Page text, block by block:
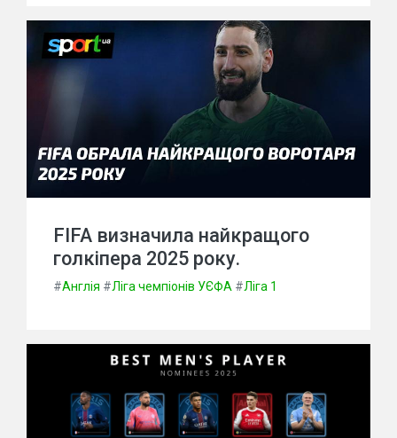
FIFA визначила найкращого
голкіпера 2025 року.
#Англія #Ліга чемпіонів УЄФА #Ліга 1